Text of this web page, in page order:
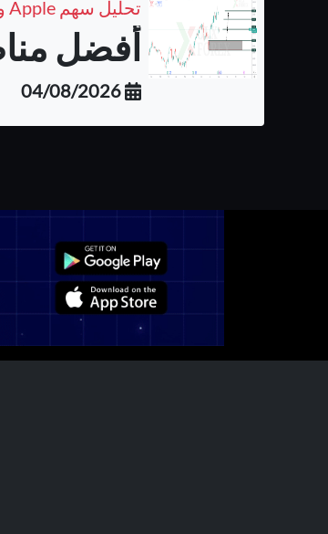
تحليل سهم Apple و مناطق الشراء المتوقعة على الفريم اليومي
أفضل
04/08/2026